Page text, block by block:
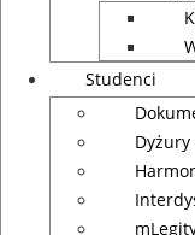
Studenci